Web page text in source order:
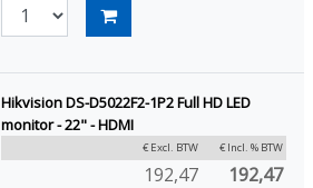
Hikvision DS-D5022F2-1P2 Full HD LED
monitor - 22" - HDMI
€ Excl. BTW € Incl. % BTW
192,47 192,47